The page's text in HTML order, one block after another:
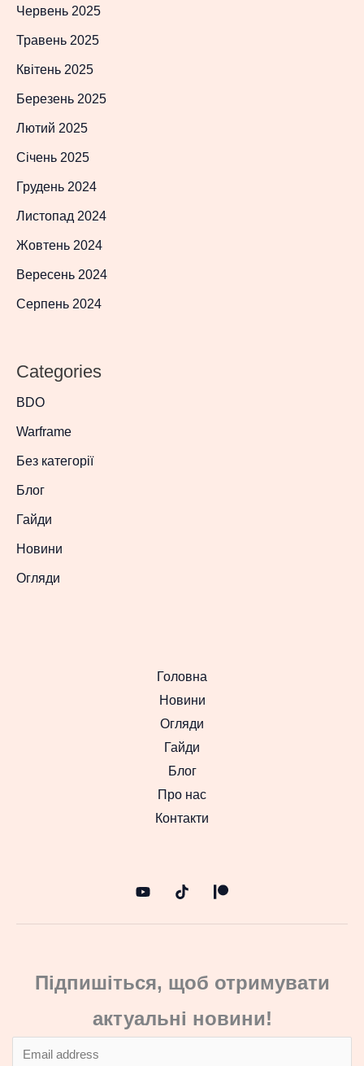
Червень 2025
Травень 2025
Квітень 2025
Березень 2025
Лютий 2025
Січень 2025
Грудень 2024
Листопад 2024
Жовтень 2024
Вересень 2024
Серпень 2024
Categories
BDO
Warframe
Без категорії
Блог
Гайди
Новини
Огляди
Головна
Новини
Огляди
Гайди
Блог
Про нас
Контакти
Підпишіться, щоб отримувати
актуальні новини!